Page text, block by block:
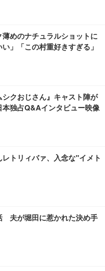
無線マウス 薄型 3段階DPI切替
めのナチュラルショットに
い」「この村重好きすぎる」
クおじさん』キャスト陣が
独占Q&Aインタビュー映像
トリィバァ、入念な"イメト
夫が堀田に惹かれた決め手